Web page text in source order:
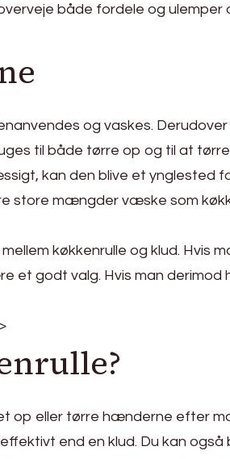
både fordele og
og vaskes.
til både tørre op og til at
kan den blive et ynglested
store mængder væske som
køkkenrulle og klud. Hvis
et godt valg. Hvis man derimod
op eller tørre hænderne efter
end en klud. Du kan også